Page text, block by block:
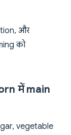
और
को
में main
vegetable